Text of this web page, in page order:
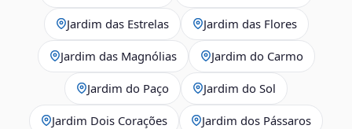
Jardim das Estrelas Jardim das Flores
Jardim das Magnólias Jardim do Carmo
Jardim do Paço Jardim do Sol
Jardim Dois Corações Jardim dos Pássaros